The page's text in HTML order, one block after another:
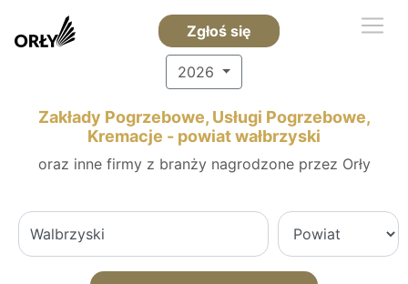
Zgłoś się
2026
Zakłady Pogrzebowe, Usługi Pogrzebowe,
Kremacje - powiat wałbrzyski
oraz inne firmy z branży nagrodzone przez Orły